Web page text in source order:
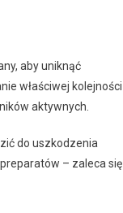
aby uniknąć
właściwej kolejności
aktywnych.
do uszkodzenia
– zaleca się